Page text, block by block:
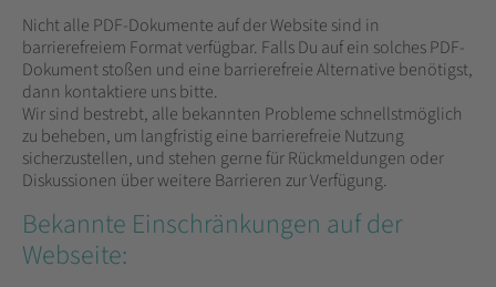
Nicht alle PDF-Dokumente auf der Website sind in
barrierefreiem Format verfügbar. Falls Du auf ein solches PDF-
Dokument stoßen und eine barrierefreie Alternative benötigst,
dann kontaktiere uns bitte.
Wir sind bestrebt, alle bekannten Probleme schnellstmöglich
zu beheben, um langfristig eine barrierefreie Nutzung
sicherzustellen, und stehen gerne für Rückmeldungen oder
Diskussionen über weitere Barrieren zur Verfügung.
Bekannte Einschränkungen auf der
Webseite: